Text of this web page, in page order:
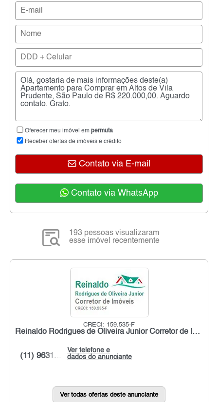
Oferecer meu imóvel em permuta
Receber ofertas de imóveis e crédito
Contato via E-mail
Contato via WhatsApp
193 pessoas visualizaram
esse imóvel recentemente
CRECI: 159.535-F
Reinaldo Rodrigues de Oliveira Junior Corretor de Imóveis
Ver telefone e
dados do anunciante
(11) 9631...
Ver todas ofertas deste anunciante